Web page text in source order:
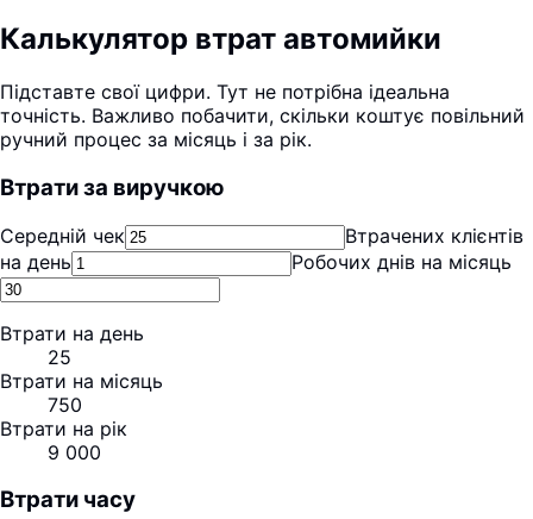
Калькулятор втрат автомийки
Підставте свої цифри. Тут не потрібна ідеальна
точність. Важливо побачити, скільки коштує повільний
ручний процес за місяць і за рік.
Втрати за виручкою
Середній чек
Втрачених клієнтів
на день
Робочих днів на місяць
Втрати на день
25
Втрати на місяць
750
Втрати на рік
9 000
Втрати часу